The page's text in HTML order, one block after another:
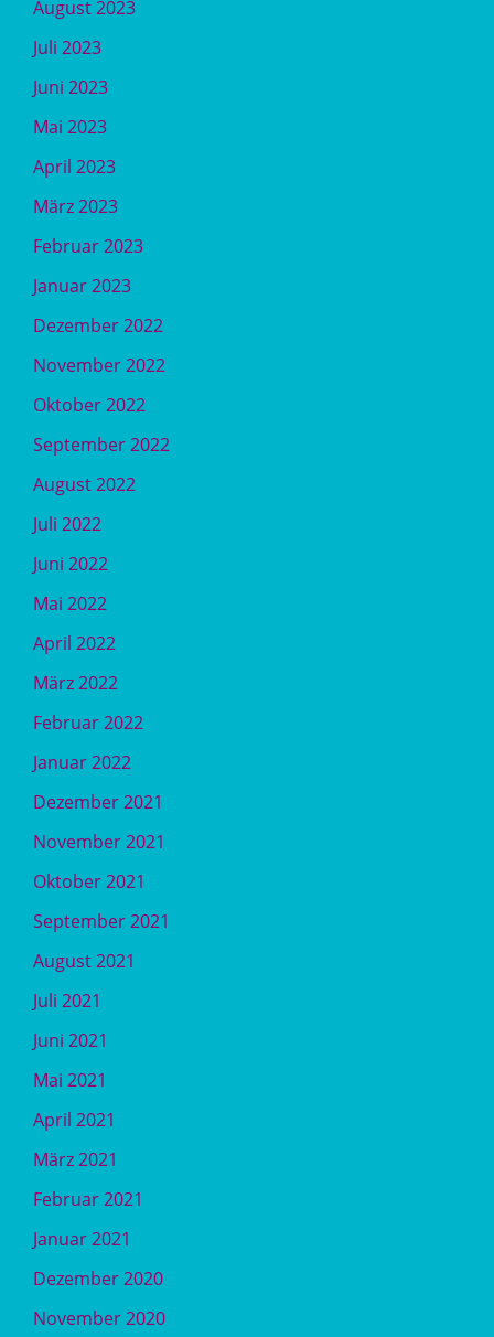
August 2023
Juli 2023
Juni 2023
Mai 2023
April 2023
März 2023
Februar 2023
Januar 2023
Dezember 2022
November 2022
Oktober 2022
September 2022
August 2022
Juli 2022
Juni 2022
Mai 2022
April 2022
März 2022
Februar 2022
Januar 2022
Dezember 2021
November 2021
Oktober 2021
September 2021
August 2021
Juli 2021
Juni 2021
Mai 2021
April 2021
März 2021
Februar 2021
Januar 2021
Dezember 2020
November 2020